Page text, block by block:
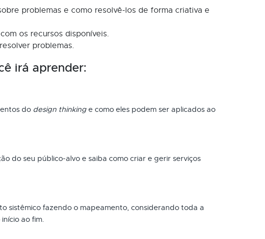
problemas e como resolvê-los de forma criativa e
os recursos disponíveis.
problemas.
irá aprender:
do design thinking e como eles podem ser aplicados ao
do seu público-alvo e saiba como criar e gerir serviços
sistêmico fazendo o mapeamento, considerando toda a
ao fim.